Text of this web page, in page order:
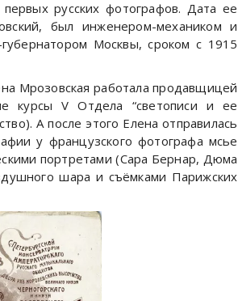
русских фотографов. Дата ее
был инженером-механиком и
Москвы, сроком с 1915
Мрозовская работала продавщицей
курсы V Отдела “светописи и ее
А после этого Елена отправилась
у французского фотографа мсье
портретами (Сара Бернар, Дюма
шара и съёмками Парижских